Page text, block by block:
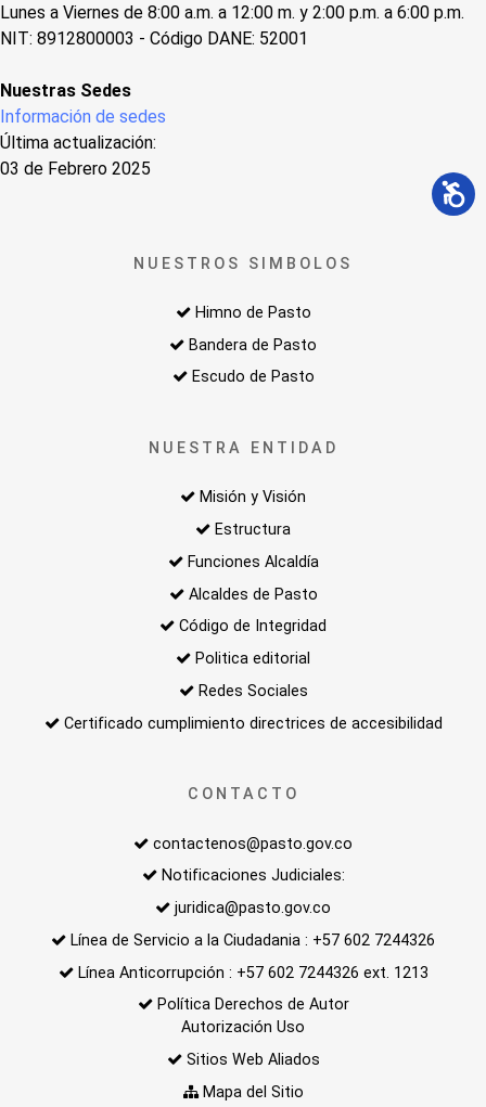
Lunes a Viernes de 8:00 a.m. a 12:00 m. y 2:00 p.m. a 6:00 p.m.
NIT: 8912800003 - Código DANE: 52001
Nuestras Sedes
Información de sedes
Última actualización:
03 de Febrero 2025
NUESTROS SIMBOLOS
Himno de Pasto
Bandera de Pasto
Escudo de Pasto
NUESTRA ENTIDAD
Misión y Visión
Estructura
Funciones Alcaldía
Alcaldes de Pasto
Código de Integridad
Politica editorial
Redes Sociales
Certificado cumplimiento directrices de accesibilidad
CONTACTO
contactenos@pasto.gov.co
Notificaciones Judiciales:
juridica@pasto.gov.co
Línea de Servicio a la Ciudadania : +57 602 7244326
Línea Anticorrupción : +57 602 7244326 ext. 1213
Política Derechos de Autor
Autorización Uso
Sitios Web Aliados
Mapa del Sitio